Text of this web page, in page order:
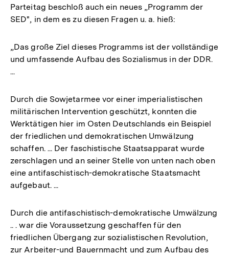
Parteitag beschloß auch ein neues „Programm der
SED", in dem es zu diesen Fragen u. a. hieß:
„Das große Ziel dieses Programms ist der vollständige
und umfassende Aufbau des Sozialismus in der DDR.
...
Durch die Sowjetarmee vor einer imperialistischen
militärischen Intervention geschützt, konnten die
Werktätigen hier im Osten Deutschlands ein Beispiel
der friedlichen und demokratischen Umwälzung
schaffen. ... Der faschistische Staatsapparat wurde
zerschlagen und an seiner Stelle von unten nach oben
eine antifaschistisch-demokratische Staatsmacht
aufgebaut. ...
Durch die antifaschistisch-demokratische Umwälzung
.. . war die Voraussetzung geschaffen für den
friedlichen Übergang zur sozialistischen Revolution,
zur Arbeiter-und Bauernmacht und zum Aufbau des